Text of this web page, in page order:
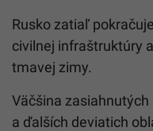
Rusko zatiaľ
civilnej infraštruktúry
tmavej zimy.
Väčšina
a ďalších deviatich